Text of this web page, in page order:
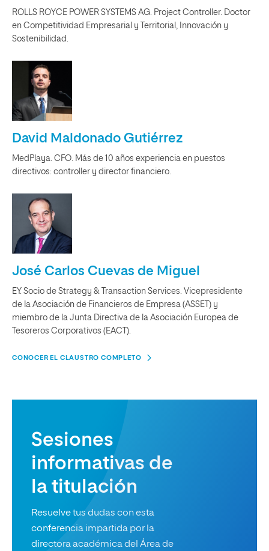
ROLLS ROYCE POWER SYSTEMS AG. Project Controller. Doctor
en Competitividad Empresarial y Territorial, Innovación y
Sostenibilidad.
David Maldonado Gutiérrez
MedPlaya. CFO. Más de 10 años experiencia en puestos
directivos: controller y director financiero.
José Carlos Cuevas de Miguel
EY. Socio de Strategy & Transaction Services. Vicepresidente
de la Asociación de Financieros de Empresa (ASSET) y
miembro de la Junta Directiva de la Asociación Europea de
Tesoreros Corporativos (EACT).
CONOCER EL CLAUSTRO COMPLETO
Sesiones
informativas de
la titulación
Resuelve tus dudas con esta
conferencia impartida por la
directora académica del Área de